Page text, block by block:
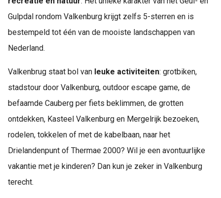
Gulpdal rondom Valkenburg krijgt zelfs 5-sterren en is
bestempeld tot één van de mooiste landschappen van
Nederland.
Valkenbrug staat bol van leuke activiteiten: grotbiken,
stadstour door Valkenburg, outdoor escape game, de
befaamde Cauberg per fiets beklimmen, de grotten
ontdekken, Kasteel Valkenburg en Mergelrijk bezoeken,
rodelen, tokkelen of met de kabelbaan, naar het
Drielandenpunt of Thermae 2000? Wil je een avontuurlijke
vakantie met je kinderen? Dan kun je zeker in Valkenburg
terecht.